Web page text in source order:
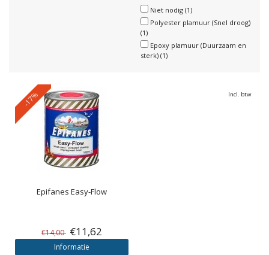
Niet nodig (1)
Polyester plamuur (Snel droog)
(1)
Epoxy plamuur (Duurzaam en
sterk) (1)
-17%
Epifanes Easy-Flow
€14,00 €11,62
Informatie
Incl. btw